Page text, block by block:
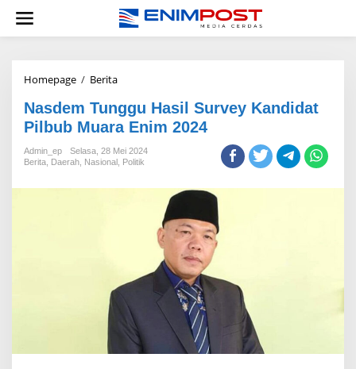
konten
Homepage / BeritaNasdem
Hasil
Survey
Kandidat
Pilbub
Muara
2024
Nasdem Tunggu Hasil Survey Kandidat
Pilbub Muara Enim 2024
Admin_ep
Selasa, 28 Mei 2024
Berita Daerah Nasional Politik